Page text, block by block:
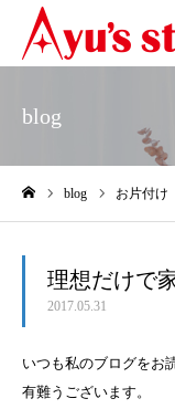
blog
blog お片付け
理想だけで
2017.05.31
いつも私のブログをお
有難うございます。